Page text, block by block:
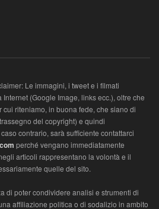
Le immagini, i tweet e i filmati
(Google Image, links ecc.), oltre che
riteniamo, in buona fede, che siano di
del copyright) e quindi
contrario, sarà sufficiente contattarci
perché vengano immediatamente
articoli rappresentano la volontà e il
quelle del sito.
di poter condividere analisi e strumenti di
affiliazione politica o di sodalizio in ambito